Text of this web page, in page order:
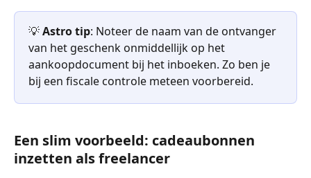
💡 Astro tip: Noteer de naam van de ontvanger
van het geschenk onmiddellijk op het
aankoopdocument bij het inboeken. Zo ben je
bij een fiscale controle meteen voorbereid.
Een slim voorbeeld: cadeaubonnen
inzetten als freelancer